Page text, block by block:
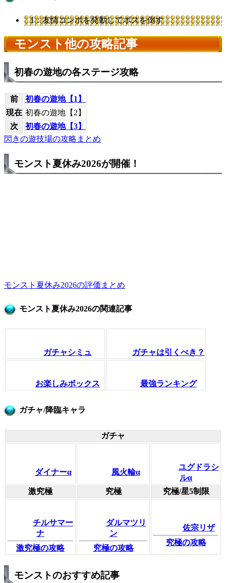
1：友情コンボを発動してボスを倒す
モンスト他の攻略記事
初春の遊地の各ステージ攻略
前
初春の遊地【1】
現在 初春の遊地【2】
次
初春の遊地【3】
閃きの遊技場の攻略まとめ
モンスト夏休み2026が開催！
モンスト夏休み2026の評価まとめ
モンスト夏休み2026の関連記事
ガチャシミュ ガチャは引くべき？
お楽しみボックス 最強ランキング
ガチャ/降臨キャラ
ガチャ
ダイナーα 風火輪α
ユグドラシ
ルα
激究極
究極 究極/星5制限
チルサマー
ナ
激究極の攻略
ダルマツリ
ン
究極の攻略
佐宗リザ
究極の攻略
モンストのおすすめ記事